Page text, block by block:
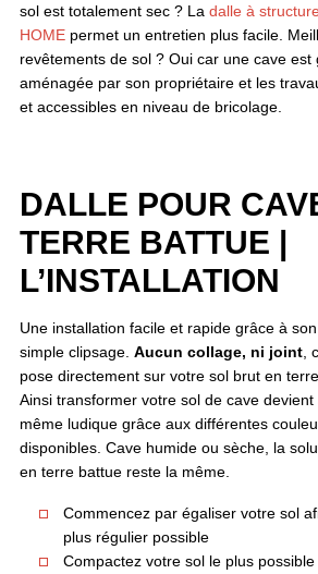
sol est totalement sec ? La dalle à
HOMEpermet un entretien plus facile.
revêtements de sol ? Oui car une cave est
aménagée par son propriétaire et les
et accessibles en niveau de bricolage.
DALLE POUR
TERRE BATTUE |
L’INSTALLATION
Une installation facile et rapide grâce à
simple clipsage. Aucun collage, ni joint,
pose directement sur votre sol brut en
Ainsi transformer votre sol de cave
même ludique grâce aux différentes
disponibles. Cave humide ou sèche, la
en terre battue reste la même.
Commencez par égaliser votre sol
plus régulier possible
Compactez votre sol le plus possible